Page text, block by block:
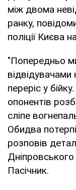
між двома
ранку,
поліції Києва
"Попередньо
переріс у
опонентів
сліпе
Обидва
розповів
Дніпровського
Пасічник.